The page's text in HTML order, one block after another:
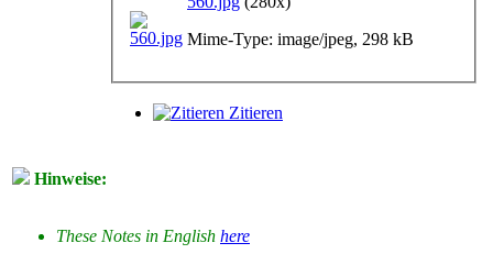
Mime-Type: image/jpeg, 298 kB
Zitieren
Hinweise:
These Notes in English here